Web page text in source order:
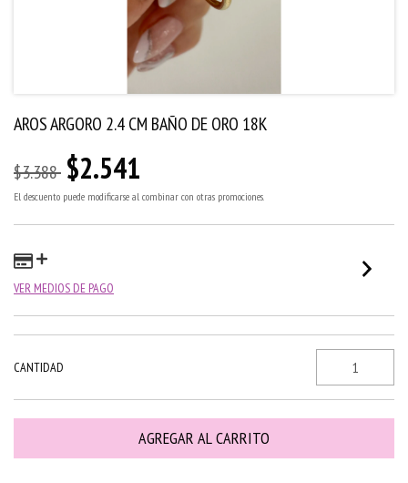
AROS ARGORO 2.4 CM BAÑO DE ORO 18K
$3.388 $2.541
El descuento puede modificarse al combinar con otras promociones.
VER MEDIOS DE PAGO
CANTIDAD